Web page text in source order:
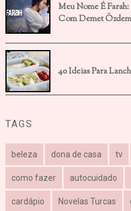
Meu Nome É
Com Demet
40 Ideias Para
TAGS
beleza dona de casa tv
como fazer autocuidado
cardápio Novelas Turcas